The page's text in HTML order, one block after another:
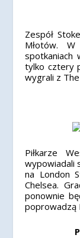
Zespół
Młotów.
spotkaniach
tylko cztery
wygrali z
Piłkarze
wypowiadali
na London
Chelsea.
ponownie
poprowadzą